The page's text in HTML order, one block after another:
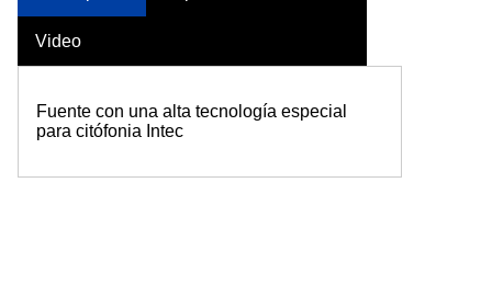
Video
Fuente con una alta tecnología especial
para citófonia Intec